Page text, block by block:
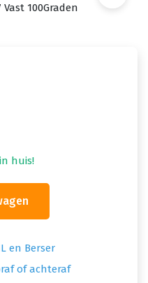
huis!
en Berser
of achteraf